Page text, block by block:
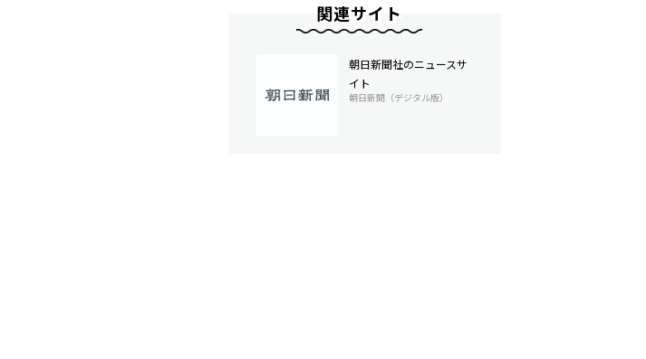
関連サイト
朝日新聞社のニュースサ
イト
朝日新聞（デジタル版）